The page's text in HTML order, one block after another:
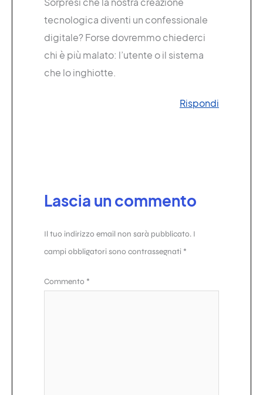
tecnologica diventi un confessionale
digitale? Forse dovremmo chiederci
chi è più malato: l’utente o il sistema
che lo inghiotte.
Rispondi
Lascia un commento
Il tuo indirizzo email non sarà pubblicato. I
campi obbligatori sono contrassegnati *
Commento *